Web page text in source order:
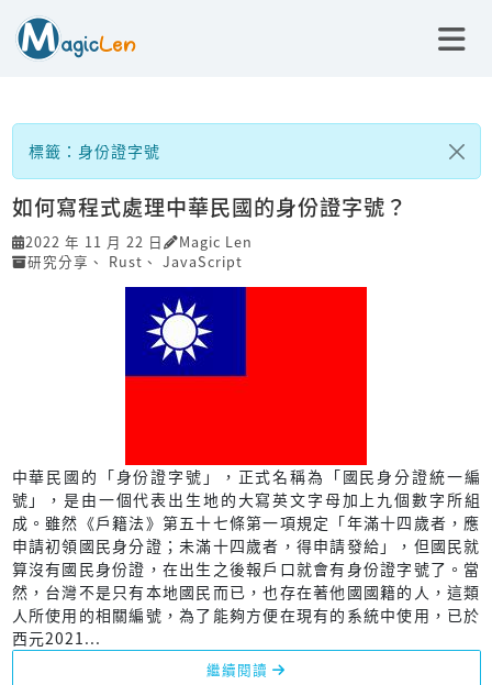
標籤：身份證字號
如何寫程式處理中華民國的身份證字號？
2022 年 11 月 22 日
Magic Len
研究分享 、 Rust 、 JavaScript
中華民國的「身份證字號」，正式名稱為「國民身分證統一編
號」，是由一個代表出生地的大寫英文字母加上九個數字所組
成。雖然《戶籍法》第五十七條第一項規定「年滿十四歲者，應
申請初領國民身分證；未滿十四歲者，得申請發給」，但國民就
算沒有國民身份證，在出生之後報戶口就會有身份證字號了。當
然，台灣不是只有本地國民而已，也存在著他國國籍的人，這類
人所使用的相關編號，為了能夠方便在現有的系統中使用，已於
西元2021...
繼續閱讀